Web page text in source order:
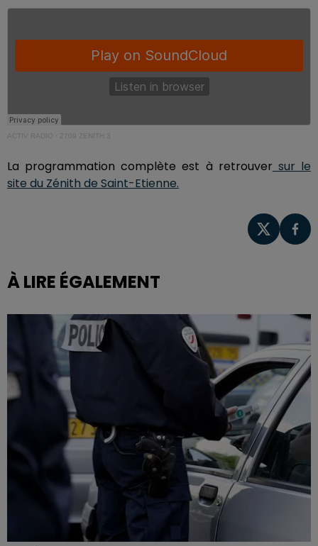
ACTIV RADIO 2709 ZENITH 3
La programmation complète est à retrouver sur le
site du Zénith de Saint-Etienne.
À LIRE ÉGALEMENT